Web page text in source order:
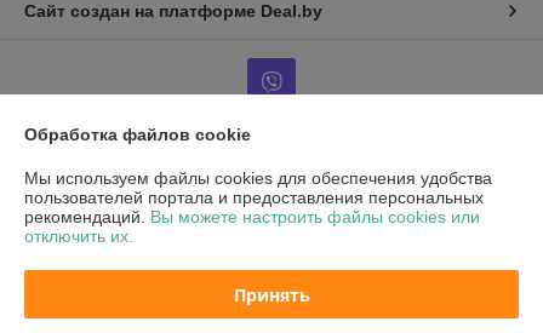
Сайт создан на платформе Deal.by
Информация для покупателя
Юридическое лицо:Частное унитарное предприятие «Воркаут Мед»
РБ, 220030, г. Минск, ул. Октябрьская, д.5, оф.109
Регистрационный номер ЕГР: 193667564
Обработка файлов cookie
Мы используем файлы cookies для обеспечения удобства
пользователей портала и предоставления персональных
рекомендаций. Вы можете настроить файлы cookies или
отключить их.
Принять